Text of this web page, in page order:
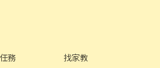
務 找家教